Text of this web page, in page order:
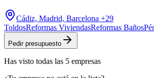
Cádiz, Madrid, Barcelona +29
ToldosReformas ViviendasReformas Baños
Pedir presupuesto
Has visto todas las 5 empresas